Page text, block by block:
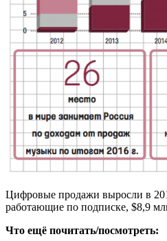
Цифровые продажи выросли в
работающие по подписке, $8,9
Что ещё почитать/посмотреть: